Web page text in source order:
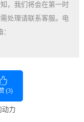
，我们将会在第一时
处理请联系客服。电
(3)
动力